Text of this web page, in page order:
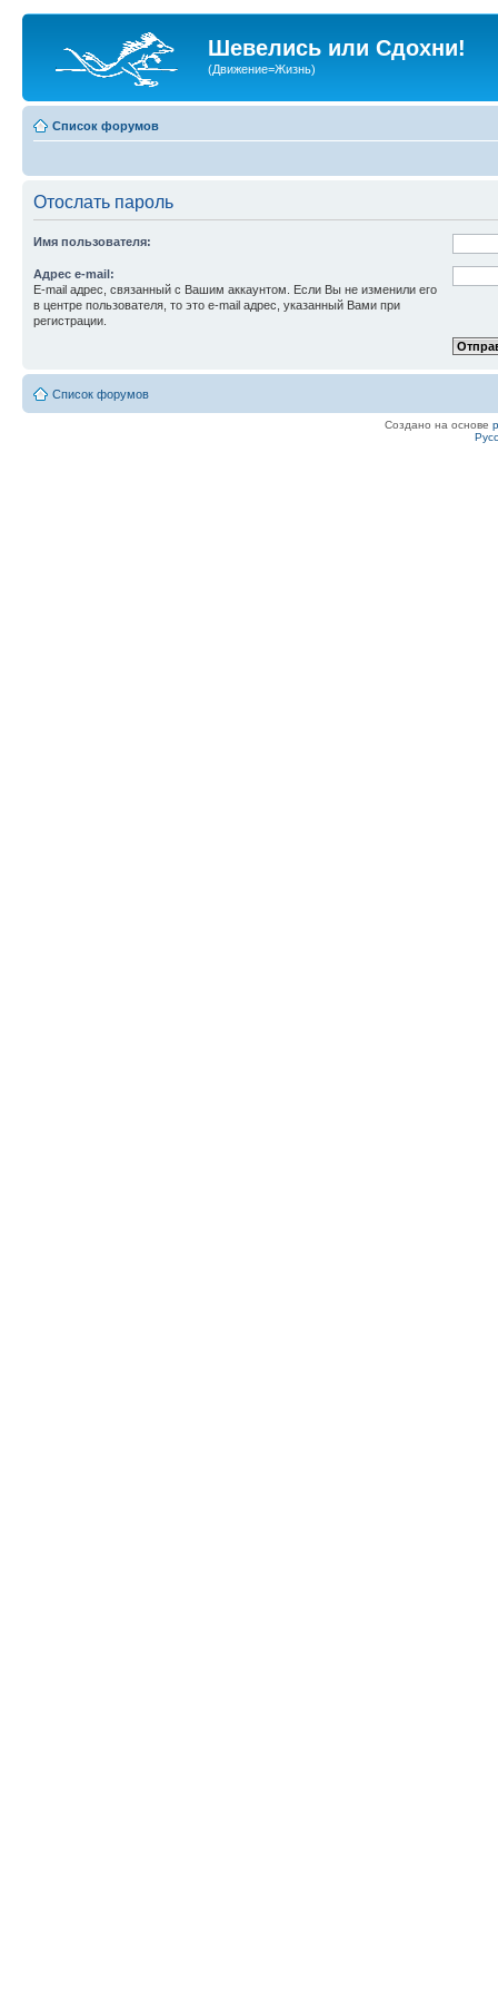
Шевелись или Сдохни!
(Движение=Жизнь)
Список форумов
Отослать пароль
Имя пользователя:
Адрес e-mail:
E-mail адрес, связанный с Вашим аккаунтом. Если Вы не изменили его
в центре пользователя, то это e-mail адрес, указанный Вами при
регистрации.
Список форумов
Создано на основе